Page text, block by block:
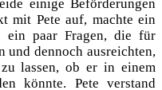
einige Beförderungen
mit Pete auf, machte ein
ein paar Fragen, die für
und dennoch ausreichten,
lassen, ob er in einem
könnte. Pete verstand